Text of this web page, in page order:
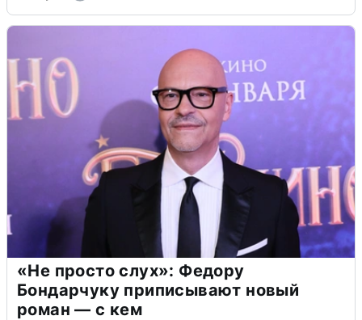
«Не просто слух»: Федору
Бондарчуку приписывают новый
роман — с кем